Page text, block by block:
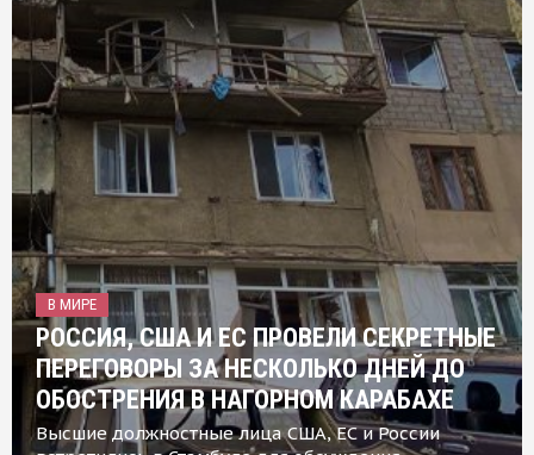
В МИРЕ
РОССИЯ, США И ЕС ПРОВЕЛИ СЕКРЕТНЫЕ
ПЕРЕГОВОРЫ ЗА НЕСКОЛЬКО ДНЕЙ ДО
ОБОСТРЕНИЯ В НАГОРНОМ КАРАБАХЕ
Высшие должностные лица США, ЕС и России